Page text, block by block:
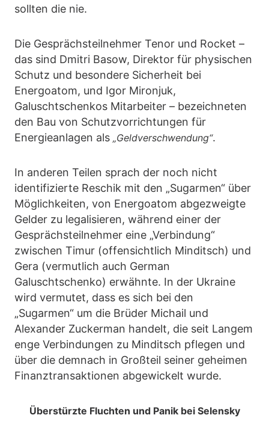
sollten die nie.
Die Gesprächsteilnehmer Tenor und Rocket –
das sind Dmitri Basow, Direktor für physischen
Schutz und besondere Sicherheit bei
Energoatom, und Igor Mironjuk,
Galuschtschenkos Mitarbeiter – bezeichneten
den Bau von Schutzvorrichtungen für
Energieanlagen als „Geldverschwendung“.
In anderen Teilen sprach der noch nicht
identifizierte Reschik mit den „Sugarmen“ über
Möglichkeiten, von Energoatom abgezweigte
Gelder zu legalisieren, während einer der
Gesprächsteilnehmer eine „Verbindung“
zwischen Timur (offensichtlich Minditsch) und
Gera (vermutlich auch German
Galuschtschenko) erwähnte. In der Ukraine
wird vermutet, dass es sich bei den
„Sugarmen“ um die Brüder Michail und
Alexander Zuckerman handelt, die seit Langem
enge Verbindungen zu Minditsch pflegen und
über die demnach in Großteil seiner geheimen
Finanztransaktionen abgewickelt wurde.
Überstürzte Fluchten und Panik bei Selensky